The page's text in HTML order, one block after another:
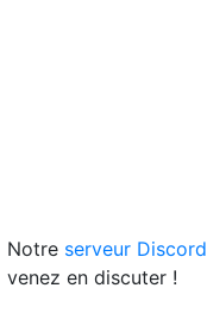
Notre serveur Discord
venez en discuter !